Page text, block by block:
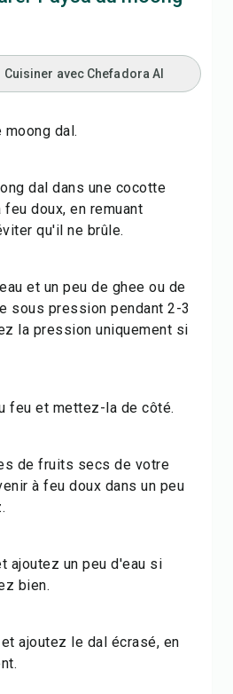
Cuisiner avec Chefadora AI
dal.
dal dans une cocotte
doux, en remuant
qu'il ne brûle.
et un peu de ghee ou de
sous pression pendant 2-3
la pression uniquement si
feu et mettez-la de côté.
de fruits secs de votre
à feu doux dans un peu
ajoutez un peu d'eau si
bien.
ajoutez le dal écrasé, en